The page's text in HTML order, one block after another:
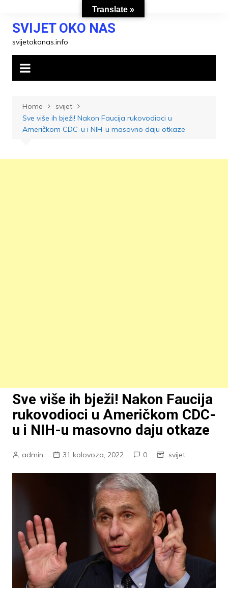
contentSVIJET OKO NAS
svijetokonas.info
Home
svijet
Sve više ih bježi! Nakon Faucija rukovodioci u
Američkom CDC-u i NIH-u masovno daju otkaze
Sve više ih bježi! Nakon Faucija
rukovodioci u Američkom CDC-
u i NIH-u masovno daju otkaze
admin 31 kolovoza, 2022 0 svijet
Translate »